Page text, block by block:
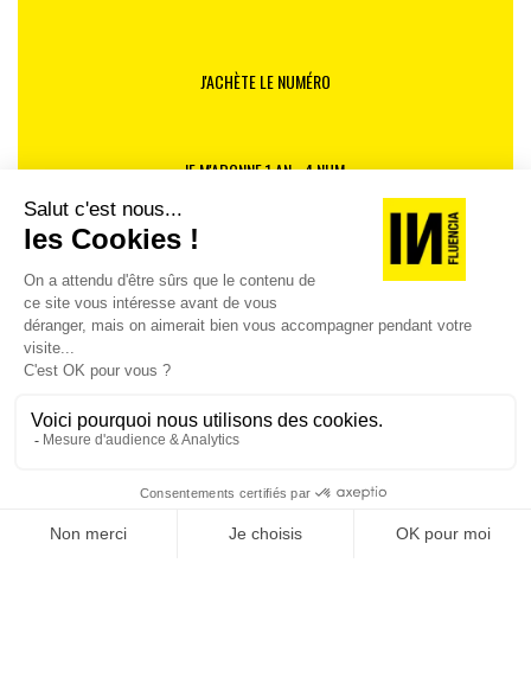
J'ACHÈTE LE NUMÉRO
JE M'ABONNE 1 AN - 4 NUM.
JE DÉCOUVRE LES NUMÉROS PRÉCÉDENTS
Je suis déjà abonné(e) :je consulte la revue en